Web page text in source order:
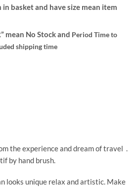
basket and have size mean item
mean No Stock and Period Time to
shipping time
the experience and dream of travel .
by hand brush.
looks unique relax and artistic. Make